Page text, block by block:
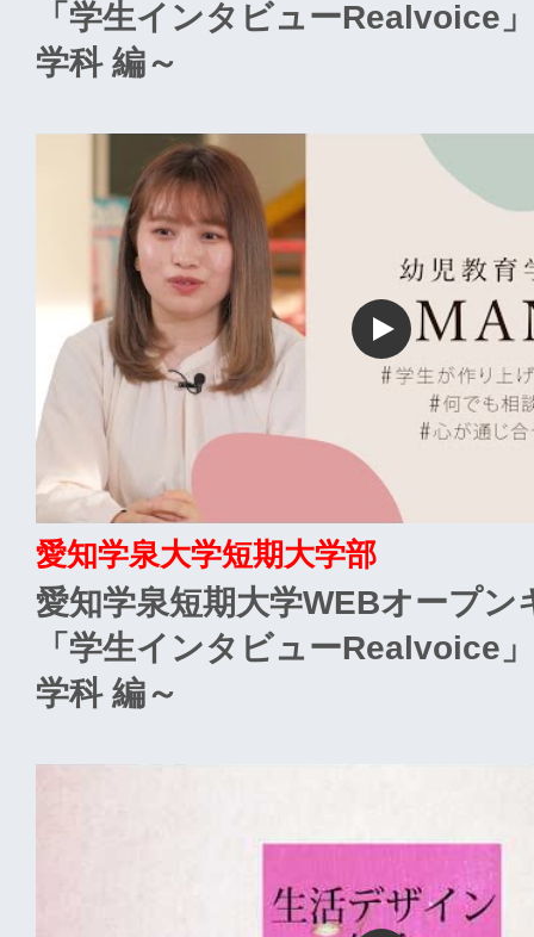
「学生インタビューRealvoice
学科 編～
愛知学泉大学短期大学部
愛知学泉短期大学WEBオープン
「学生インタビューRealvoice
学科 編～